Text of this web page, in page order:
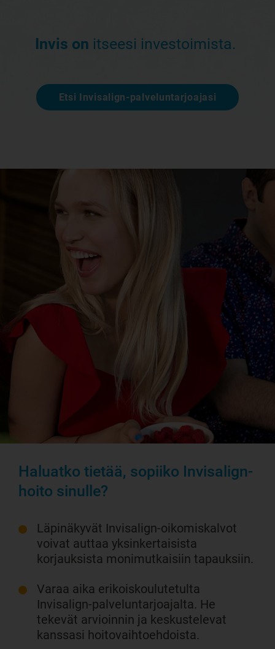
Invis on itseesi investoimista.
Etsi Invisalign-palveluntarjoajasi
Haluatko tietää, sopiiko Invisalign-
hoito sinulle?
Läpinäkyvät Invisalign-oikomiskalvot
voivat auttaa yksinkertaisista
korjauksista monimutkaisiin tapauksiin.
Varaa aika erikoiskoulutetulta
Invisalign-palveluntarjoajalta. He
tekevät arvioinnin ja keskustelevat
kanssasi hoitovaihtoehdoista.